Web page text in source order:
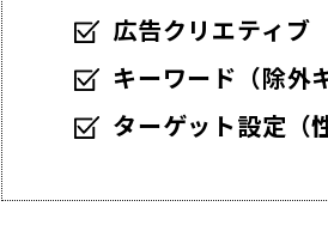
広告クリエティブ
キーワード（除外
ターゲット設定（